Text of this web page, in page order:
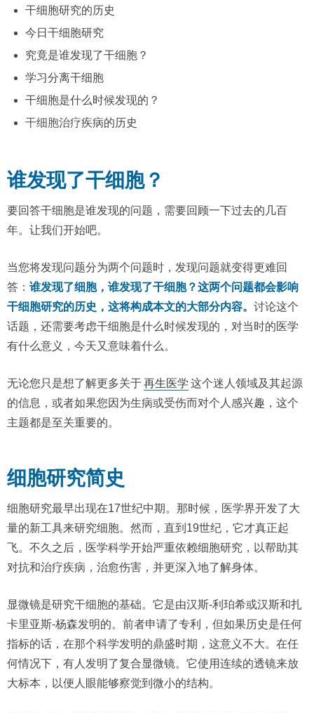
干细胞研究的历史
今日干细胞研究
究竟是谁发现了干细胞？
学习分离干细胞
干细胞是什么时候发现的？
干细胞治疗疾病的历史
谁发现了干细胞？
要回答干细胞是谁发现的问题，需要回顾一下过去的几百
年。让我们开始吧。
当您将发现问题分为两个问题时，发现问题就变得更难回
答： 谁发现了细胞，谁发现了干细胞？这两个问题都会影响
干细胞研究的历史，这将构成本文的大部分内容。 讨论这个
话题，还需要考虑干细胞是什么时候发现的，对当时的医学
有什么意义，今天又意味着什么。
无论您只是想了解更多关于再生医学 这个迷人领域及其起源
的信息，或者如果您因为生病或受伤而对个人感兴趣，这个
主题都是至关重要的。
细胞研究简史
细胞研究最早出现在17世纪中期。那时候，医学界开发了大
量的新工具来研究细胞。然而，直到19世纪，它才真正起
飞。不久之后，医学科学开始严重依赖细胞研究，以帮助其
对抗和治疗疾病，治愈伤害，并更深入地了解身体。
显微镜是研究干细胞的基础。它是由汉斯-利珀希或汉斯和扎
卡里亚斯-杨森发明的。前者申请了专利，但如果历史是任何
指标的话，在那个科学发明的鼎盛时期，这意义不大。在任
何情况下，有人发明了复合显微镜。它使用连续的透镜来放
大标本，以便人眼能够察觉到微小的结构。